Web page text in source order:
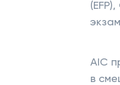
AIC
в